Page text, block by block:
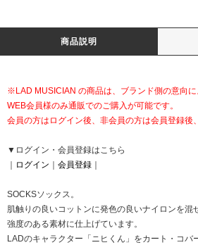
商品説明
※LAD MUSICIAN の商品は、ブランド側の意向に
WEB会員様のみ通販でのご購入が可能です。
会員の方はログイン後、非会員の方は会員登録後
▼ログイン・会員登録はこちら
ログイン 会員登録
SOCKSソックス。
肌触りの良いコットンに発色の良いナイロンを混
強度のある素材に仕上げています。
LADのキャラクター「ニヒくん」をカート・コバ